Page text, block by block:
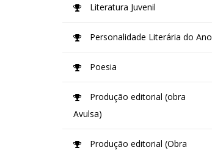
Literatura Juvenil
Personalidade Literária do Ano
Poesia
Produção editorial (obra
Avulsa)
Produção editorial (Obra